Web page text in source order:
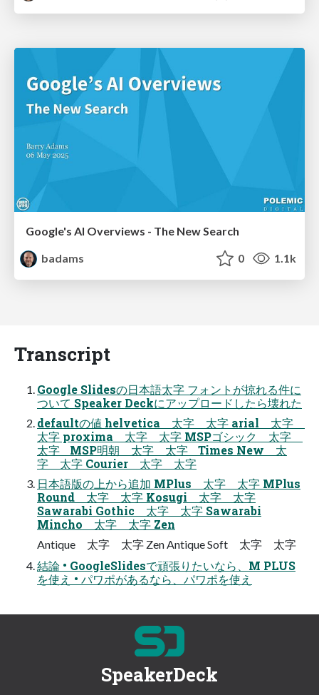
Google's AI Overviews - The New Search
badams
0 1.1k
Transcript
Google Slidesの日本語太字 フォントが掠れる件に
ついて Speaker Deckにアップロードしたら壊れた
defaultの値 helvetica 太字 太字 arial 太字
太字 proxima 太字 太字 MSPゴシック 太字
太字 MSP明朝 太字 太字 Times New 太
字 太字 Courier 太字 太字
日本語版の上から追加 MPlus 太字 太字 MPlus
Round 太字 太字 Kosugi 太字 太字
Sawarabi Gothic 太字 太字 Sawarabi
Mincho 太字 太字 Zen
Antique 太字 太字 Zen Antique Soft 太字 太字
結論 • GoogleSlidesで頑張りたいなら、M PLUS
を使え • パワポがあるなら、パワポを使え
SpeakerDeck